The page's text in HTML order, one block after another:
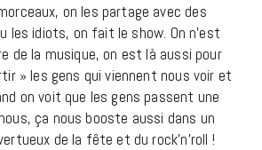
on les partage avec des
les idiots, on fait le show. On n’est
de la musique, on est là aussi pour
» les gens qui viennent nous voir et
on voit que les gens passent une
ça nous booste aussi dans un
de la fête et du rock’n’roll !